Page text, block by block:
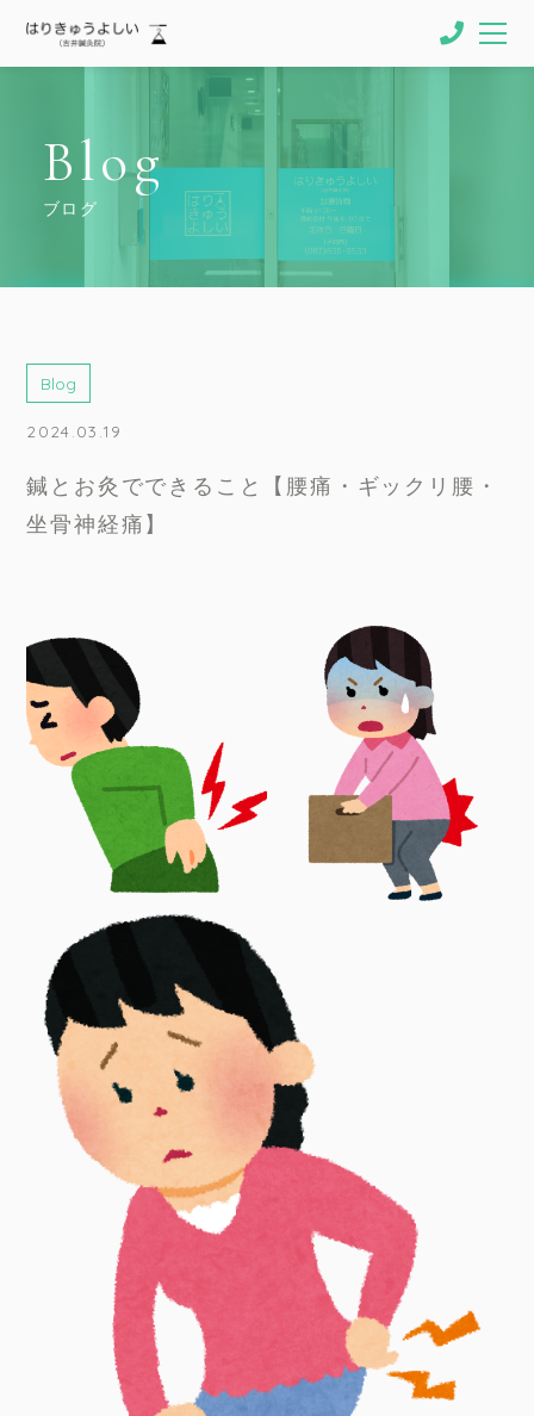
Blog
ブログ
Blog
2024.03.19
鍼とお灸でできること【腰痛・ギックリ腰・
坐骨神経痛】